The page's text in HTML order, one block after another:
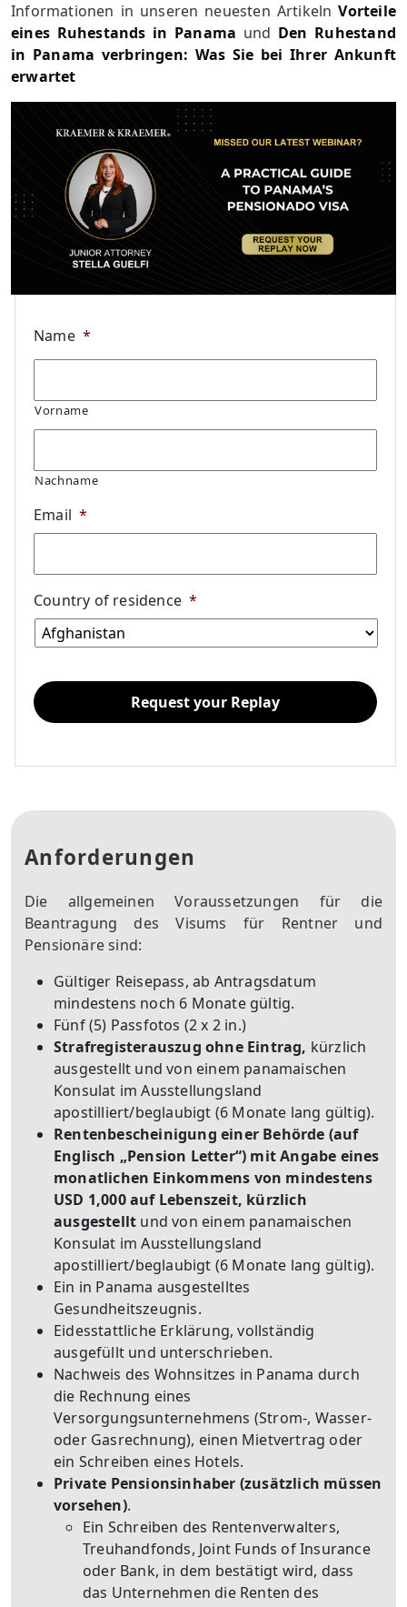
Informationen in unseren neuesten ArtikelnVorteile
eines Ruhestands in Panama und Den Ruhestand
in Panama verbringen: Was Sie bei Ihrer Ankunft
erwartet
Name *
Vorname
Nachname
Email *
Country of residence *
Anforderungen
Die allgemeinen Voraussetzungen für die
Beantragung des Visums für Rentner und
Pensionäre sind:
Gültiger Reisepass, ab Antragsdatum
mindestens noch 6 Monate gültig.
Fünf (5) Passfotos (2 x 2 in.)
Strafregisterauszug ohne Eintrag, kürzlich
ausgestellt und von einem panamaischen
Konsulat im Ausstellungsland
apostilliert/beglaubigt (6 Monate lang gültig).
Rentenbescheinigung einer Behörde (auf
Englisch „Pension Letter“) mit Angabe eines
monatlichen Einkommens von mindestens
USD 1,000 auf Lebenszeit, kürzlich
ausgestellt und von einem panamaischen
Konsulat im Ausstellungsland
apostilliert/beglaubigt (6 Monate lang gültig).
Ein in Panama ausgestelltes
Gesundheitszeugnis.
Eidesstattliche Erklärung, vollständig
ausgefüllt und unterschrieben.
Nachweis des Wohnsitzes in Panama durch
die Rechnung eines
Versorgungsunternehmens (Strom-, Wasser-
oder Gasrechnung), einen Mietvertrag oder
ein Schreiben eines Hotels.
Private Pensionsinhaber (zusätzlich müssen
vorsehen).
Ein Schreiben des Rentenverwalters,
Treuhandfonds, Joint Funds of Insurance
oder Bank, in dem bestätigt wird, dass
das Unternehmen die Renten des